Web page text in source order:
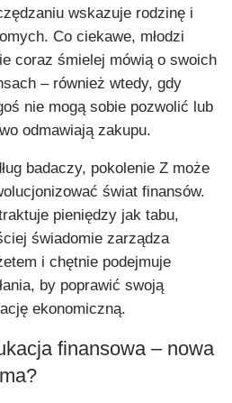
wskazuje rodzinę i
Co ciekawe, młodzi
coraz śmielej mówią o swoich
– również wtedy, gdy
nie mogą sobie pozwolić lub
odmawiają zakupu.
badaczy, pokolenie Z może
świat finansów.
pieniędzy jak tabu,
świadomie zarządza
i chętnie podejmuje
by poprawić swoją
ekonomiczną.
finansowa – nowa